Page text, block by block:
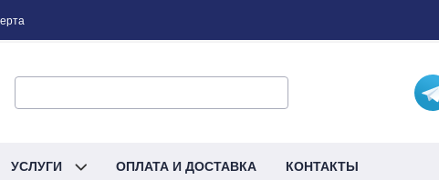
УСЛУГИ ОПЛАТА И ДОСТАВКА КОНТАКТЫ